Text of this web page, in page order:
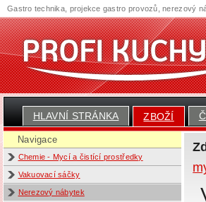
HLAVNÍ STRÁNKA ZBOŽÍ
Navigace
Chemie - Mycí a čistící prostředky
Vakuovací sáčky
Nerezový nábytek
Gastro technika, projekce gastro provozů, nerezový